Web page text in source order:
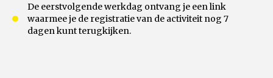
De eerstvolgende werkdag ontvang je een link
waarmee je de registratie van de activiteit nog 7
dagen kunt terugkijken.